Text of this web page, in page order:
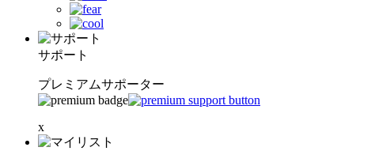
サポート
プレミアムサポーター
x